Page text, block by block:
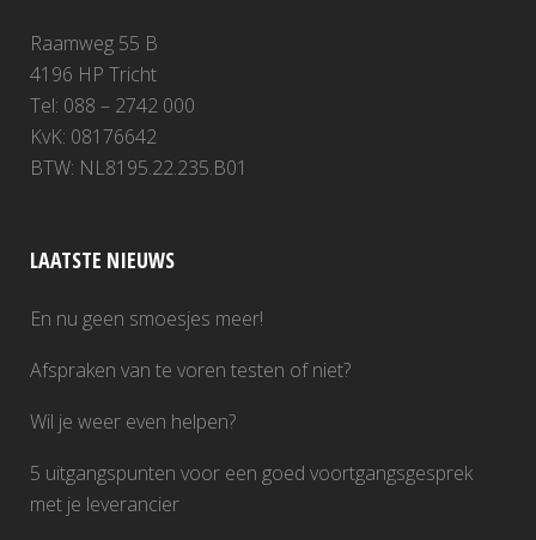
Raamweg 55 B
4196 HP Tricht
Tel: 088 – 2742 000
KvK: 08176642
BTW: NL8195.22.235.B01
LAATSTE NIEUWS
En nu geen smoesjes meer!
Afspraken van te voren testen of niet?
Wil je weer even helpen?
5 uitgangspunten voor een goed voortgangsgesprek
met je leverancier